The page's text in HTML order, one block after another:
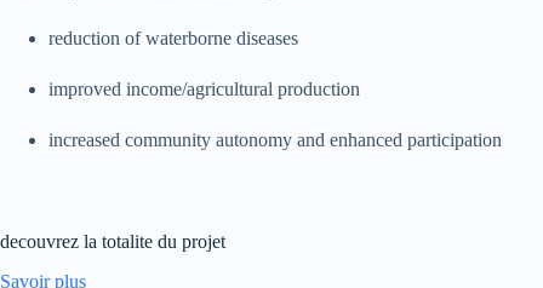
reduction of waterborne diseases
improved income/agricultural production
increased community autonomy and enhanced participation
decouvrez la totalite du projet
Savoir plus